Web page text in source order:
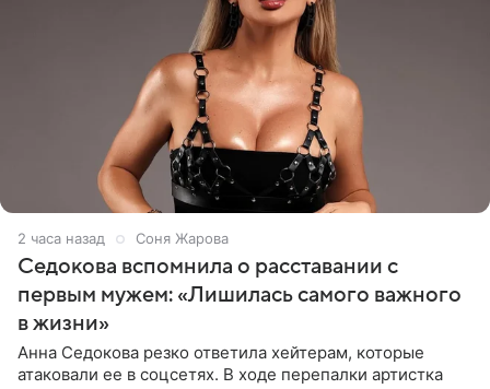
2 часа назад Соня Жарова
Седокова вспомнила о расставании с
первым мужем: «Лишилась самого важного
в жизни»
Анна Седокова резко ответила хейтерам, которые
атаковали ее в соцсетях. В ходе перепалки артистка